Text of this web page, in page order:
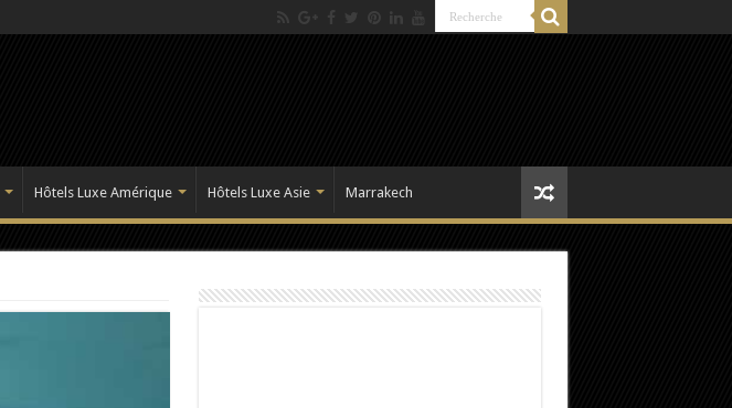
Hôtels Luxe Amérique Hôtels Luxe Asie Marrakech